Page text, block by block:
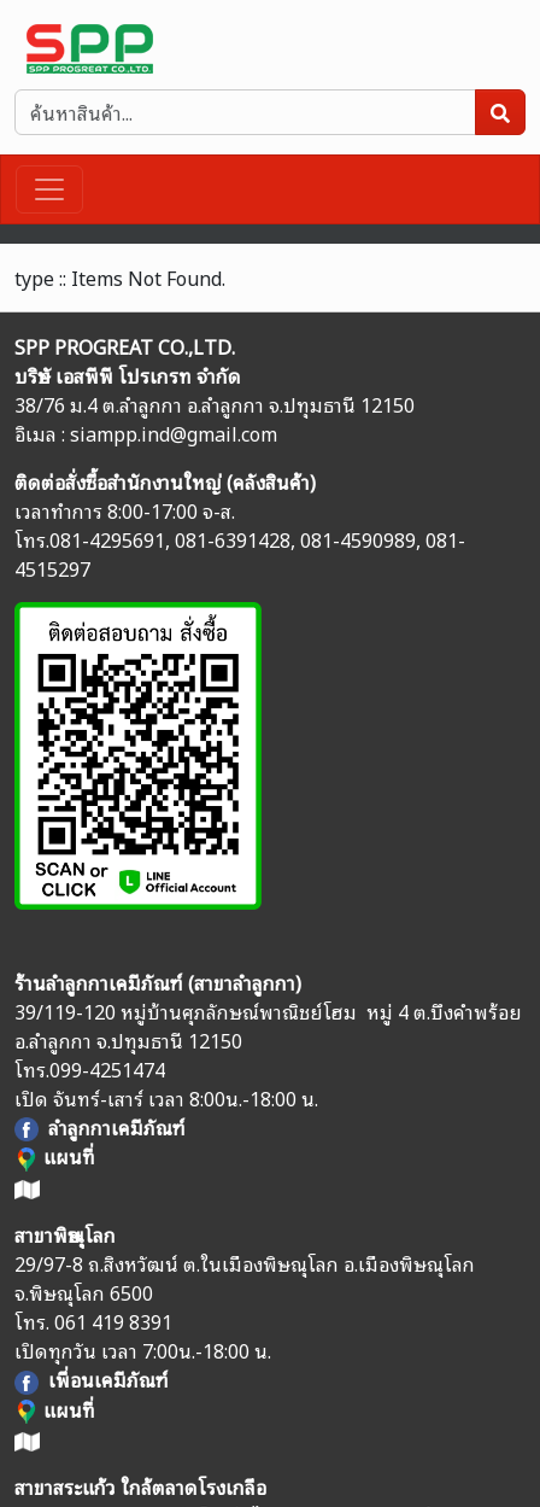
type :: Items Not Found.
SPP PROGREAT CO.,LTD.
บริษัท เอสพีพี โปรเกรท จำกัด
38/76 ม.4 ต.ลำลูกกา อ.ลำลูกกา จ.ปทุมธานี 12150
อิเมล :siampp.ind@gmail.com
ติดต่อสั่งซื้อสำนักงานใหญ่ (คลังสินค้า)
เวลาทำการ 8:00-17:00 จ-ส.
โทร.081-4295691,081-6391428,081-4590989,081-
4515297
ร้านลำลูกกาเคมีภัณฑ์ (สาขาลำลูกกา)
39/119-120 หมู่บ้านศุภลักษณ์พาณิชย์โฮม หมู่ 4 ต.บึงคำพร้อย
อ.ลำลูกกา จ.ปทุมธานี 12150
โทร.099-4251474
เปิด จันทร์-เสาร์ เวลา 8:00น.-18:00 น.
ลำลูกกาเคมีภัณฑ์
แผนที่
สาขาพิษณุโลก
29/97-8 ถ.สิงหวัฒน์ ต.ในเมืองพิษณุโลก อ.เมืองพิษณุโลก
จ.พิษณุโลก 6500
โทร.061 419 8391
เปิดทุกวัน เวลา 7:00น.-18:00 น.
เพื่อนเคมีภัณฑ์
แผนที่
สาขาสระแก้ว ใกล้ตลาดโรงเกลือ